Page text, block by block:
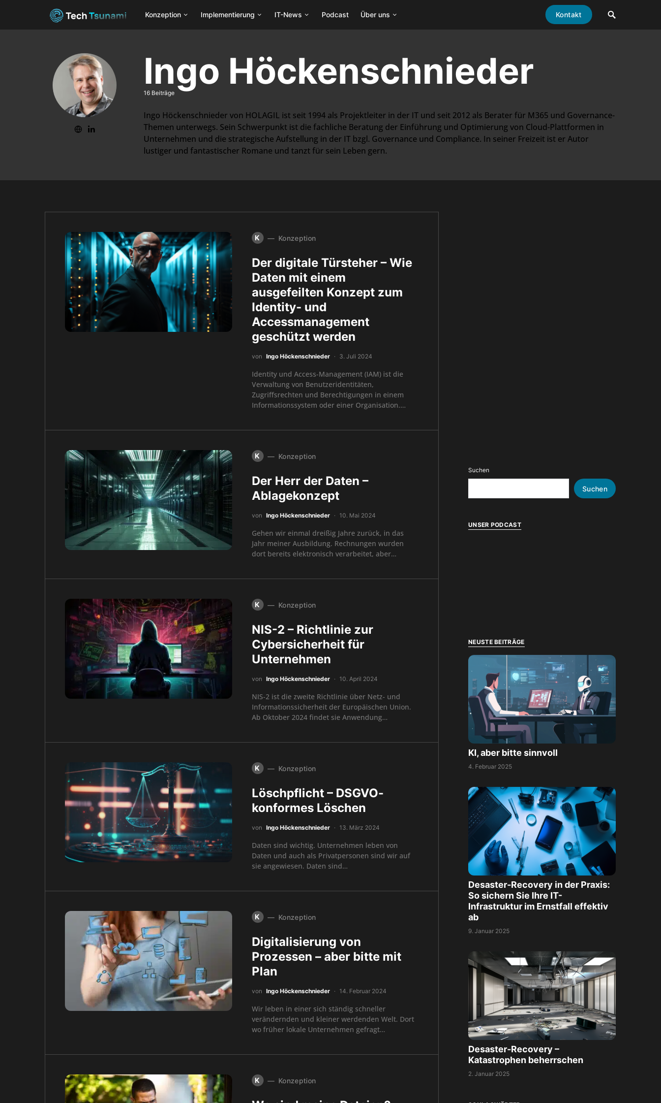
Konzeption Implementierung IT-News Podcast Über uns Kontakt
Ingo Höckenschnieder
16 Beiträge
Ingo Höckenschnieder von HOLAGIL ist seit 1994 als Projektleiter in der IT und seit 2012 als Berater für M365 und Governance-
Themen unterwegs. Sein Schwerpunkt ist die fachliche Beratung der Einführung und Optimierung von Cloud-Plattformen in
Unternehmen und die strategische Aufstellung in der IT bzgl. Governance und Compliance. In seiner Freizeit ist er Autor
lustiger und fantastischer Romane und tanzt für sein Leben gern.
K Konzeption
Der digitale Türsteher – Wie
Daten mit einem
ausgefeilten Konzept zum
Identity- und
Accessmanagement
geschützt werden
von Ingo Höckenschnieder 3. Juli 2024
Identity und Access-Management (IAM) ist die
Verwaltung von Benutzeridentitäten,
Zugriffsrechten und Berechtigungen in einem
Informationssystem oder einer Organisation.…
K Konzeption
Der Herr der Daten –
Ablagekonzept
von Ingo Höckenschnieder 10. Mai 2024
Gehen wir einmal dreißig Jahre zurück, in das
Jahr meiner Ausbildung. Rechnungen wurden
dort bereits elektronisch verarbeitet, aber…
K Konzeption
NIS-2 – Richtlinie zur
Cybersicherheit für
Unternehmen
von Ingo Höckenschnieder 10. April 2024
NIS-2 ist die zweite Richtlinie über Netz- und
Informationssicherheit der Europäischen Union.
Ab Oktober 2024 findet sie Anwendung…
K Konzeption
Löschpflicht – DSGVO-
konformes Löschen
von Ingo Höckenschnieder 13. März 2024
Daten sind wichtig. Unternehmen leben von
Daten und auch als Privatpersonen sind wir auf
sie angewiesen. Daten sind…
K Konzeption
Digitalisierung von
Prozessen – aber bitte mit
Plan
von Ingo Höckenschnieder 14. Februar 2024
Wir leben in einer sich ständig schneller
verändernden und kleiner werdenden Welt. Dort
wo früher lokale Unternehmen gefragt…
K Konzeption
Suchen
Suchen
UNSER PODCAST
NEUSTE BEITRÄGE
KI, aber bitte sinnvoll
4. Februar 2025
Desaster-Recovery in der Praxis:
So sichern Sie Ihre IT-
Infrastruktur im Ernstfall effektiv
ab
9. Januar 2025
Desaster-Recovery –
Katastrophen beherrschen
2. Januar 2025